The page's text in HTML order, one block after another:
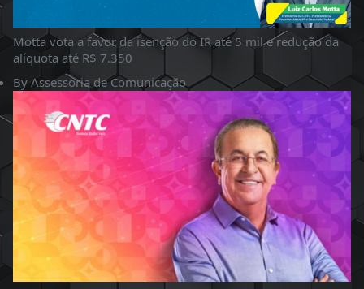
Motta vota a favor da isenção do IR até 5 mil e redução da
alíquota até R$ 7.350
By Assessoria de Comunicação